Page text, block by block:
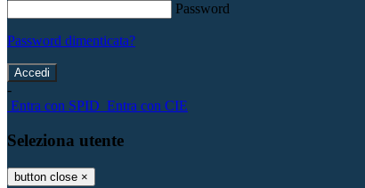
Password
Password dimenticata?
-
Entra con SPID Entra con CIE
Seleziona utente
button close ×